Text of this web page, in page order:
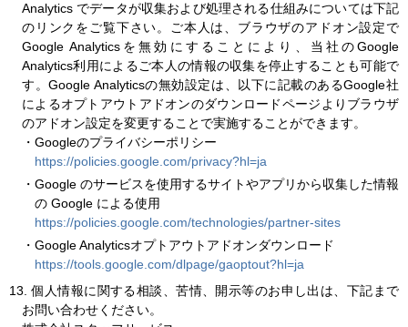
Analytics でデータが収集および処理される仕組みについては下記
のリンクをご覧下さい。ご本人は、ブラウザのアドオン設定で
Google Analyticsを無効にすることにより、当社のGoogle
Analytics利用によるご本人の情報の収集を停止することも可能で
す。Google Analyticsの無効設定は、以下に記載のあるGoogle社
によるオプトアウトアドオンのダウンロードページよりブラウザ
のアドオン設定を変更することで実施することができます。
・Googleのプライバシーポリシー
https://policies.google.com/privacy?hl=ja
・Google のサービスを使用するサイトやアプリから収集した情報
の Google による使用
https://policies.google.com/technologies/partner-sites
・Google Analyticsオプトアウトアドオンダウンロード
https://tools.google.com/dlpage/gaoptout?hl=ja
13. 個人情報に関する相談、苦情、開示等のお申し出は、下記まで
お問い合わせください。